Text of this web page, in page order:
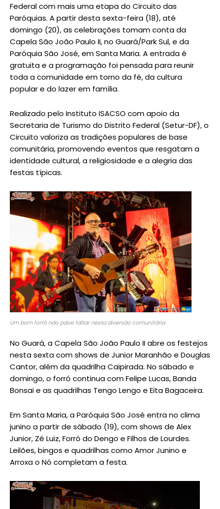
Federal com mais uma etapa do Circuito das
Paróquias. A partir desta sexta-feira (18), até
domingo (20), as celebrações tomam conta da
Capela São João Paulo II, no Guará/Park Sul, e da
Paróquia São José, em Santa Maria. A entrada é
gratuita e a programação foi pensada para reunir
toda a comunidade em torno da fé, da cultura
popular e do lazer em família.
Realizado pelo Instituto ISACSO com apoio da
Secretaria de Turismo do Distrito Federal (Setur-DF), o
Circuito valoriza as tradições populares de base
comunitária, promovendo eventos que resgatam a
identidade cultural, a religiosidade e a alegria das
festas típicas.
Um bom forró não pdoe faltar nesta diversão comunitária
No Guará, a Capela São João Paulo II abre os festejos
nesta sexta com shows de Junior Maranhão e Douglas
Cantor, além da quadrilha Caipirada. No sábado e
domingo, o forró continua com Felipe Lucas, Banda
Bonsai e as quadrilhas Tengo Lengo e Eita Bagaceira.
Em Santa Maria, a Paróquia São José entra no clima
junino a partir de sábado (19), com shows de Alex
Junior, Zé Luiz, Forró do Dengo e Filhos de Lourdes.
Leilões, bingos e quadrilhas como Amor Junino e
Arroxa o Nó completam a festa.